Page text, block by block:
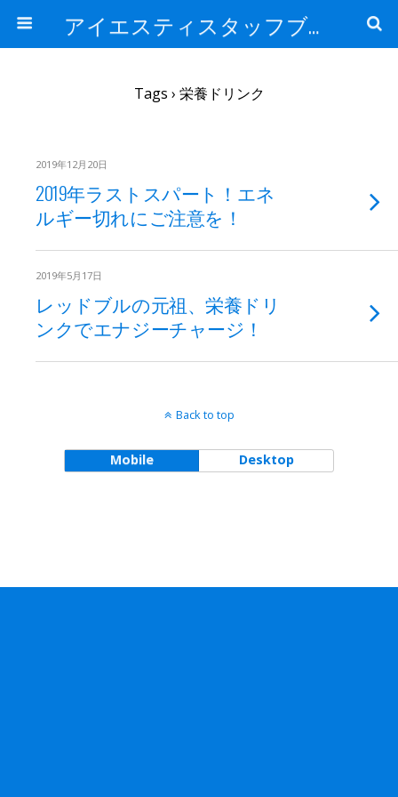
アイエスティスタッフブログ
Tags › 栄養ドリンク
2019年12月20日
2019年ラストスパート！エネ
ルギー切れにご注意を！
2019年5月17日
レッドブルの元祖、栄養ドリ
ンクでエナジーチャージ！
Back to top
Mobile Desktop